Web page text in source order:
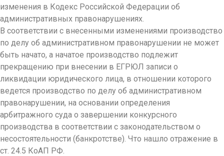
изменения в Кодекс Российской Федерации об
административных правонарушениях.
В соответствии с внесенными изменениями производство
по делу об административном правонарушении не может
быть начато, а начатое производство подлежит
прекращению при внесении в ЕГРЮЛ записи о
ликвидации юридического лица, в отношении которого
ведется производство по делу об административном
правонарушении, на основании определения
арбитражного суда о завершении конкурсного
производства в соответствии с законодательством о
несостоятельности (банкротстве). Что нашло отражение в
ст. 24.5 КоАП РФ.